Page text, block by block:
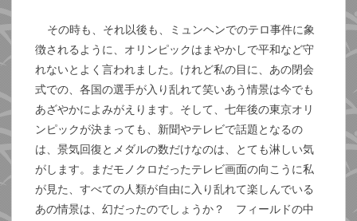
その時も、それ以後も、ミュンヘンでのテロ事件に象
徴されるように、オリンピックはまやかしで平和など守
れないとよく言われました。けれど私の目に、あの閉会
式での、各国の選手が入り乱れて笑いあう情景は今でも
あざやかによみがえります。そして、七年後の東京オリ
ンピックが決まっても、新聞やテレビで話題となるの
は、景気回復とメダルの数だけなのは、とても淋しい気
がします。まだモノクロだったテレビ画面の向こうに私
が見た、すべての人類が自由に入り乱れて楽しんでいる
あの情景は、幻だったのでしょうか？ フィールドの中